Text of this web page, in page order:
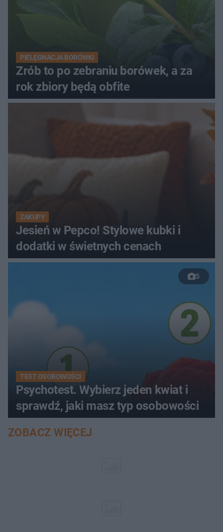
PIELĘGNACJA BORÓWKI
Zrób to po zebraniu borówek, a za
rok zbiory będą obfite
ZAKUPY
Jesień w Pepco! Stylowe kubki i
dodatki w świetnych cenach
5
TEST OSOBOWOŚCI
Psychotest. Wybierz jeden kwiat i
sprawdź, jaki masz typ osobowości
ZOBACZ WIĘCEJ